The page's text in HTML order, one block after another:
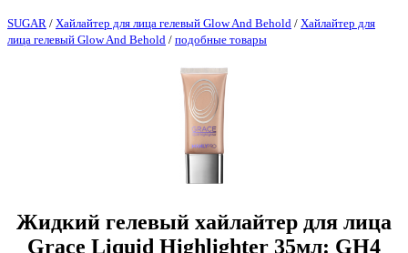
SUGAR / Хайлайтер для лица гелевый Glow And Behold / Хайлайтер для
лица гелевый Glow And Behold / подобные товары
Жидкий гелевый хайлайтер для лица
Grace Liquid Highlighter 35мл: GH4